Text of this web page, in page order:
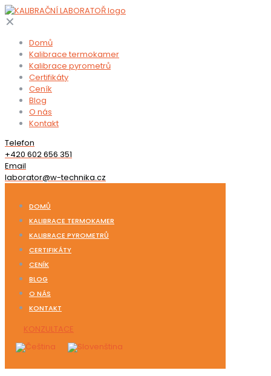
✕
Domů
Kalibrace termokamer
Kalibrace pyrometrů
Certifikáty
Ceník
Blog
O nás
Kontakt
Telefon
+420 602 656 351
Email
laborator@w-technika.cz
DOMŮ
KALIBRACE TERMOKAMER
KALIBRACE PYROMETRŮ
CERTIFIKÁTY
CENÍK
BLOG
O NÁS
KONTAKT
KONZULTACE